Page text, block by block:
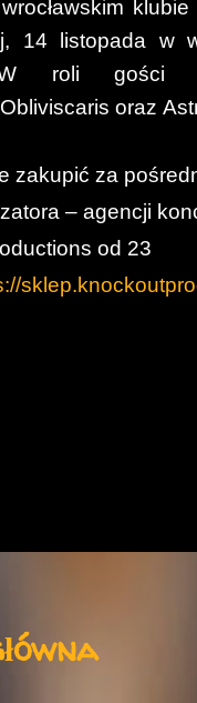
14 listopada w
roli gości
oraz
zakupić za
– agencji
od 23